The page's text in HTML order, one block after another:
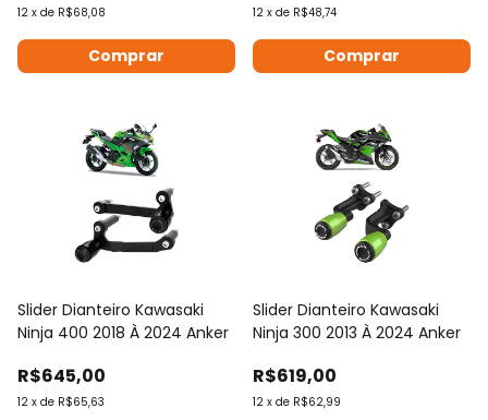
12 x de R$68,08
Comprar
12 x de R$48,74
Comprar
Slider Dianteiro Kawasaki
Ninja 400 2018 À 2024 Anker
R$645,00
12 x de R$65,63
Slider Dianteiro Kawasaki
Ninja 300 2013 À 2024 Anker
R$619,00
12 x de R$62,99